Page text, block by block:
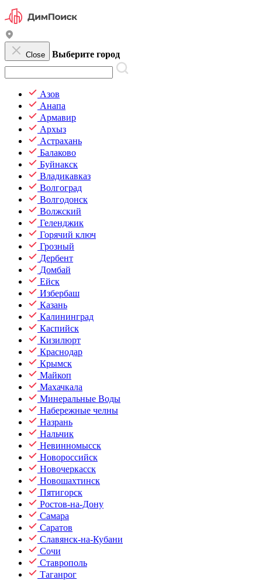
Close Выберите город
Азов
Анапа
Армавир
Архыз
Астрахань
Балаково
Буйнакск
Владикавказ
Волгоград
Волгодонск
Волжский
Геленджик
Горячий ключ
Грозный
Дербент
Домбай
Ейск
Избербаш
Казань
Калининград
Каспийск
Кизилюрт
Краснодар
Крымск
Майкоп
Махачкала
Минеральные Воды
Набережные челны
Назрань
Нальчик
Невинномысск
Новороссийск
Новочеркасск
Новошахтинск
Пятигорск
Ростов-на-Дону
Самара
Саратов
Славянск-на-Кубани
Сочи
Ставрополь
Таганрог